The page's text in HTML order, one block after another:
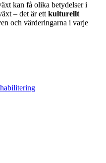
kan få olika betydelser i
– det är ett kulturellt
och värderingarna i varje